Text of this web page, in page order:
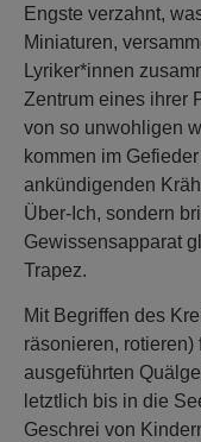
Engste verzahnt,
Miniaturen,
Lyriker*innen
Zentrum eines ihrer
von so unwohligen
kommen im
ankündigenden
Über-Ich, sondern
Gewissensapparat
Trapez.
Mit Begriffen des
räsonieren,
ausgeführten
letztlich bis in die
Geschrei von